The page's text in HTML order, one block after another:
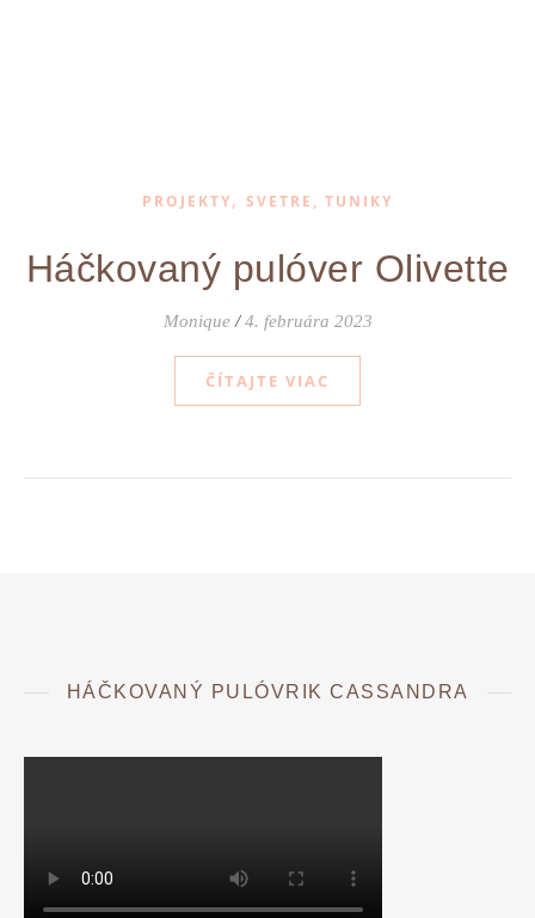
PROJEKTY, SVETRE, TUNIKY
Háčkovaný pulóver Olivette
Monique / 4. februára 2023
ČÍTAJTE VIAC
HÁČKOVANÝ PULÓVRIK CASSANDRA